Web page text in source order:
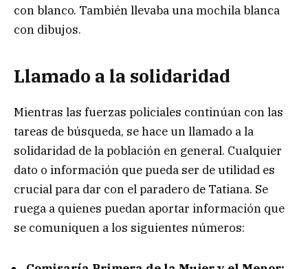
con blanco. También llevaba una mochila blanca
con dibujos.
Llamado a la solidaridad
Mientras las fuerzas policiales continúan con las
tareas de búsqueda, se hace un llamado a la
solidaridad de la población en general. Cualquier
dato o información que pueda ser de utilidad es
crucial para dar con el paradero de Tatiana. Se
ruega a quienes puedan aportar información que
se comuniquen a los siguientes números: